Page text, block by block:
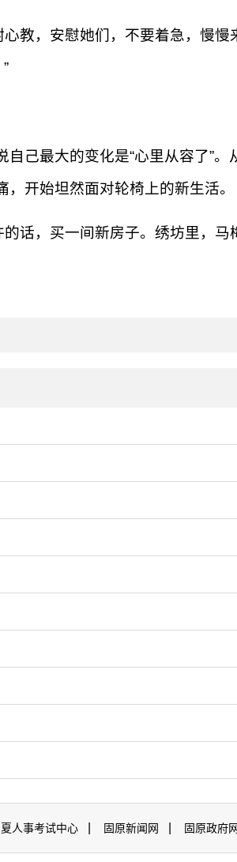
教，安慰她们，不要着急，慢慢
己最大的变化是“心里从容了”
开始坦然面对轮椅上的新生活。
话，买一间新房子。绣坊里，
人事考试中心 固原新闻网 固原政府网